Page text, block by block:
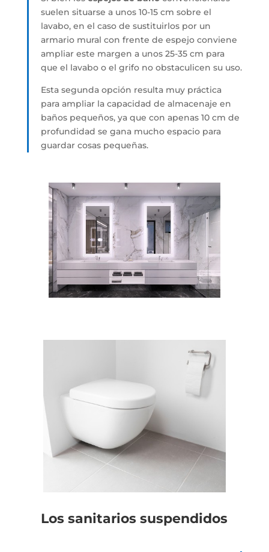
suelen situarse a unos 10-15 cm sobre el
lavabo, en el caso de sustituirlos por un
armario mural con frente de espejo conviene
ampliar este margen a unos 25-35 cm para
que el lavabo o el grifo no obstaculicen su uso.
Esta segunda opción resulta muy práctica
para ampliar la capacidad de almacenaje en
baños pequeños, ya que con apenas 10 cm de
profundidad se gana mucho espacio para
guardar cosas pequeñas.
Los sanitarios suspendidos